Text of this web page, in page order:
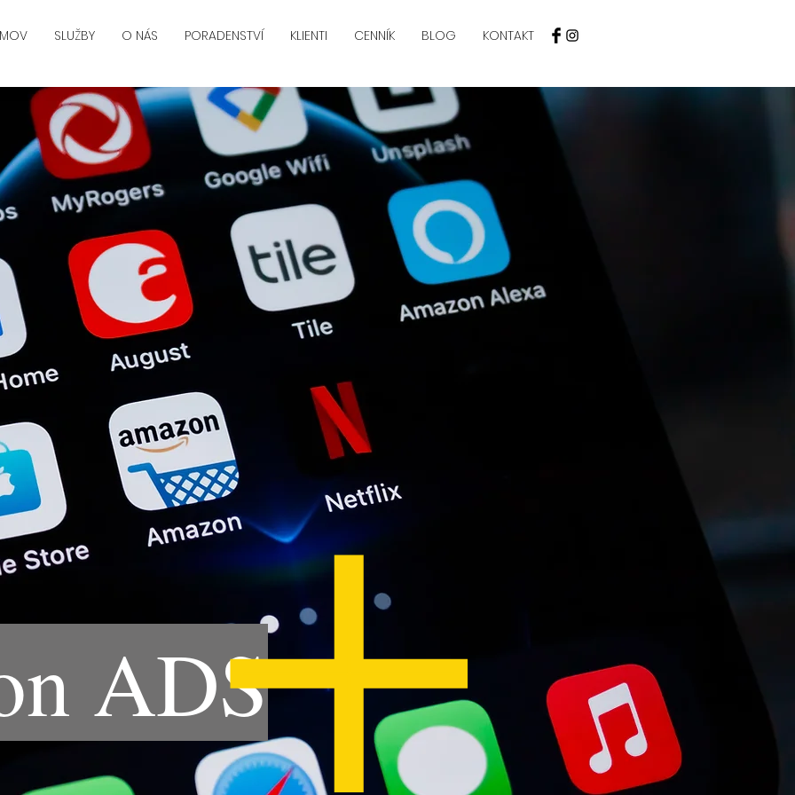
SLUŽBY O NÁS PORADENSTVÍ KLIENTI CENNÍK BLOG KONTAKT
ADS